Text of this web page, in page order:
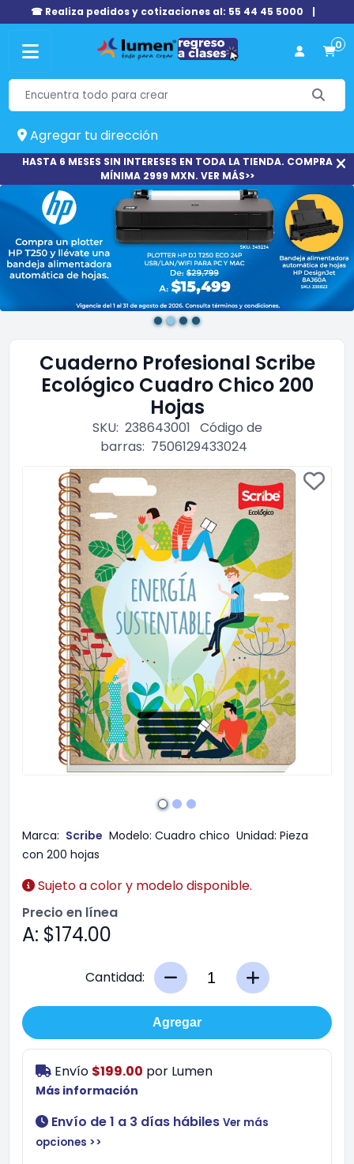
☎ Realiza pedidos y cotizaciones al: 55 44 45 5000 |
0
Agregar tu dirección
HASTA 6 MESES SIN INTERESES EN TODA LA TIENDA. COMPRA
MÍNIMA 2999 MXN. VER MÁS>>
Cuaderno Profesional Scribe
Ecológico Cuadro Chico 200
Hojas
SKU: 238643001 Código de
barras: 7506129433024
Marca: Scribe Modelo: Cuadro chico Unidad: Pieza
con 200 hojas
Sujeto a color y modelo disponible.
Precio en línea
A: $174.00
Cantidad:
Agregar
Envío $199.00 por Lumen
Más información
Envío de 1 a 3 días hábiles Ver más
opciones >>